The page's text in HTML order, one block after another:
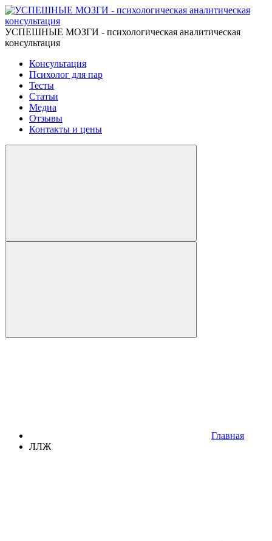
УСПЕШНЫЕ МОЗГИ - психологическая аналитическая
консультация
Консультация
Психолог для пар
Тесты
Статьи
Медиа
Отзывы
Контакты и цены
Главная
ЛЛЖ